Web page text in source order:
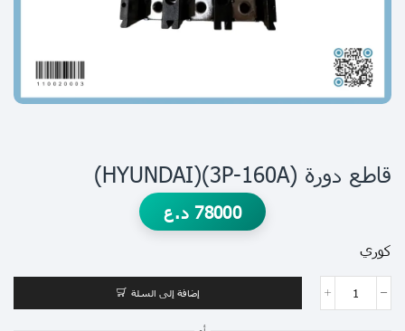
قاطع دورة (3P-160A)(HYUNDAI)
78000 د.ع
كوري
إضافة إلى السلة